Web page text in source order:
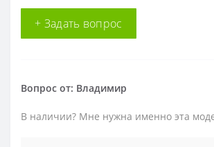
+ Задать вопрос
Вопрос от: Владимир
В наличии? Мне нужна именно эта